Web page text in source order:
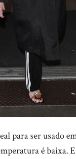
para ser usado
é baixa.